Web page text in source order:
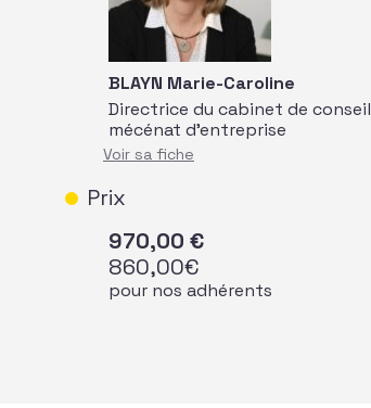
BLAYN Marie-Caroline
Directrice du cabinet de conseil
mécénat d'entreprise
Voir sa fiche
Prix
970,00 €
860,00€
pour nos adhérents